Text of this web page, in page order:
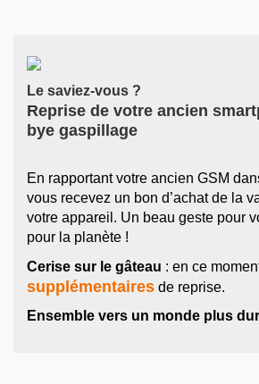
Le saviez-vous ?
Reprise de votre ancien
bye gaspillage
En rapportant votre ancien GSM
vous recevez un bon d’achat de la
votre appareil. Un beau geste pour
pour la planète !
Cerise sur le gâteau : en ce
supplémentaires de reprise.
Ensemble vers un monde plus